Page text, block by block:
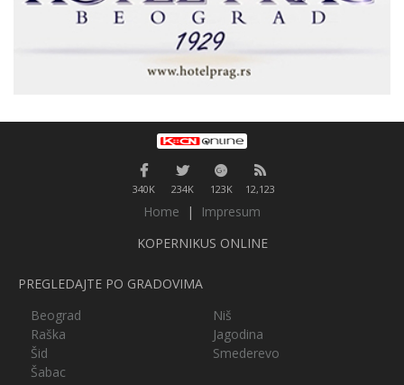
340K 234K 123K 12,123
Home |
Impresum
KOPERNIKUS ONLINE
PREGLEDAJTE PO GRADOVIMA
Beograd
Niš
Raška
Jagodina
Šid
Smederevo
Šabac